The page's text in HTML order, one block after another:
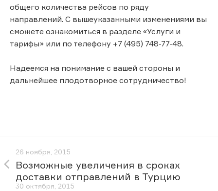
общего количества рейсов по ряду
направлений. С вышеуказанными изменениями вы
сможете ознакомиться в разделе «Услуги и
тарифы» или по телефону +7 (495) 748-77-48.
Надеемся на понимание с вашей стороны и
дальнейшее плодотворное сотрудничество!
26 ноября, 2015
Возможные увеличения в сроках
доставки отправлений в Турцию
30 октября, 2015